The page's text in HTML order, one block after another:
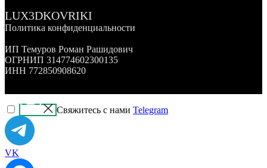
LUX3DKOVRIKI
Политика конфиденциальности
ИП Темуров Роман Рашидович
ОГРНИП 314774602300135
ИНН 772850908620
Свяжитесь с нами Telegram
VK